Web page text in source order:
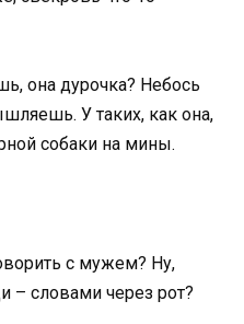
она дурочка? Небось
У таких, как она,
собаки на мины.
с мужем? Ну,
– словами через рот?